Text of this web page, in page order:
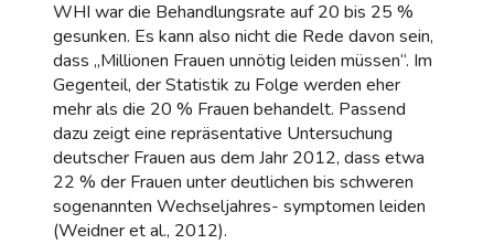
WHI war die Behandlungsrate auf 20 bis 25 %
gesunken. Es kann also nicht die Rede davon sein,
dass „Millionen Frauen unnötig leiden müssen“. Im
Gegenteil, der Statistik zu Folge werden eher
mehr als die 20 % Frauen behandelt. Passend
dazu zeigt eine repräsentative Untersuchung
deutscher Frauen aus dem Jahr 2012, dass etwa
22 % der Frauen unter deutlichen bis schweren
sogenannten Wechseljahres- symptomen leiden
(Weidner et al., 2012).